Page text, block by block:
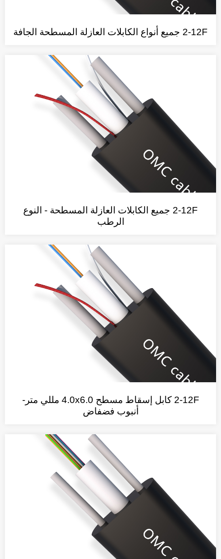
2-12F جميع أنواع الكابلات العازلة المسطحة الجافة
2-12F جميع الكابلات العازلة المسطحة - النوع
الرطب
2-12F كابل إسقاط مسطح 4.0x6.0 مللي متر-
أنبوب فضفاض